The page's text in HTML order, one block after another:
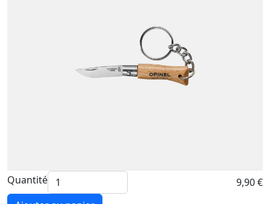
Quantité
9,90 €